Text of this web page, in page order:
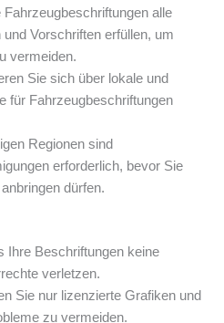
alle
Vorschriften erfüllen, um
vermeiden.
Sie sich über lokale und
für Fahrzeugbeschriftungen
Regionen sind
erforderlich, bevor Sie
dürfen.
Ihre Beschriftungen keine
verletzen.
Sie nur lizenzierte Grafiken und
zu vermeiden.